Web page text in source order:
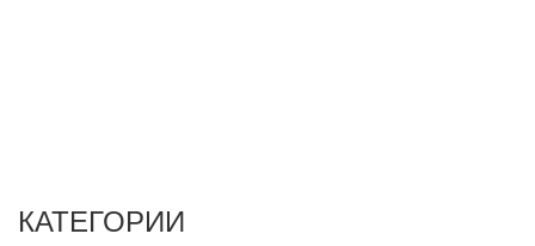
КАТЕГОРИИ